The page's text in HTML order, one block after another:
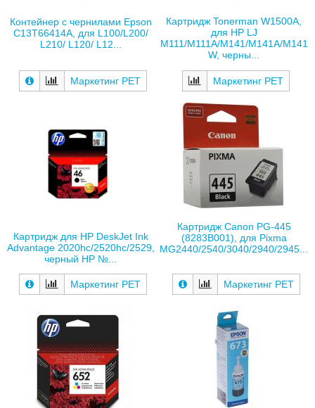
Контейнер с чернилами Epson
C13T66414A, для L100/L200/
L210/ L120/ L12...
Маркетинг РЕТ
Картридж Tonerman W1500A,
для HP LJ
M111/M111A/M141/M141A/M141
W, черны...
Маркетинг РЕТ
Картридж для HP DeskJet Ink
Advantage 2020hc/2520hc/2529,
черный HP №...
Маркетинг РЕТ
Картридж Canon PG-445
(8283B001), для Pixma
MG2440/2540/3040/2940/2945...
Маркетинг РЕТ